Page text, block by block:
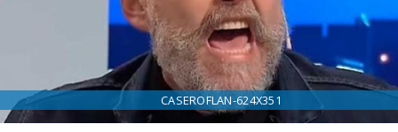
CASEROFLAN-624X351